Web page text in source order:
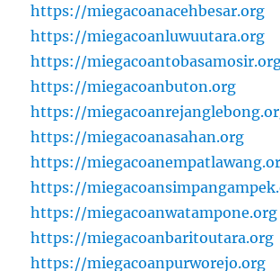
https://miegacoanacehbesar.org
https://miegacoanluwuutara.org
https://
https://miegacoanbuton.org
https://
https://miegacoanasahan.org
https://
https://
https://miegacoanwatampone.org
https://miegacoanbaritoutara.org
https://miegacoanpurworejo.org